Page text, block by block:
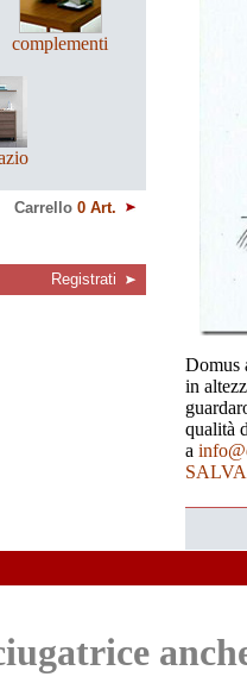
complementi
Carrello 0 Art.
Registrati
Domus
in
qualità
a